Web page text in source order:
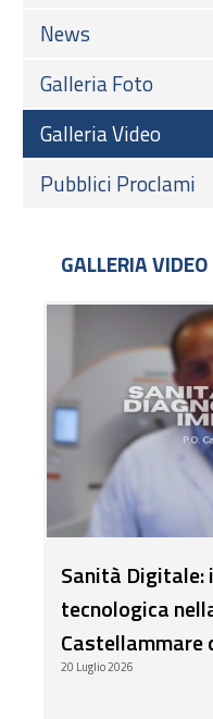
News
Galleria Foto
Galleria Video
Pubblici Proclami
GALLERIA VIDEO
Sanità Digitale:
tecnologica
Castellammare
20 Luglio 2026